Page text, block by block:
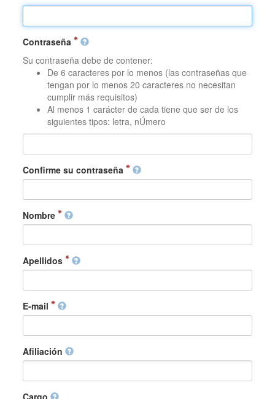
Contraseña
Su contraseña debe de contener:
De 6 caracteres por lo menos (las contraseñas que
tengan por lo menos 20 caracteres no necesitan
cumplir más requisitos)
Al menos 1 carácter de cada tiene que ser de los
siguientes tipos: letra, nÚmero
Confirme su contraseña
Nombre
Apellidos
E-mail
Afiliación
Cargo